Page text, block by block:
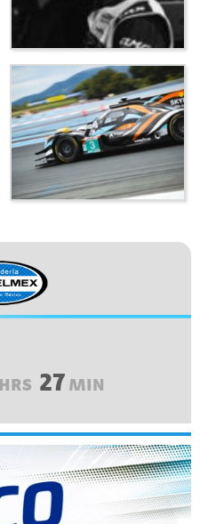
HRS 27 MIN